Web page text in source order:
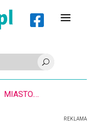
 a
U
8-11.8. Warsztaty pisania ikon w Pałacu Lipskich
REKLAMA